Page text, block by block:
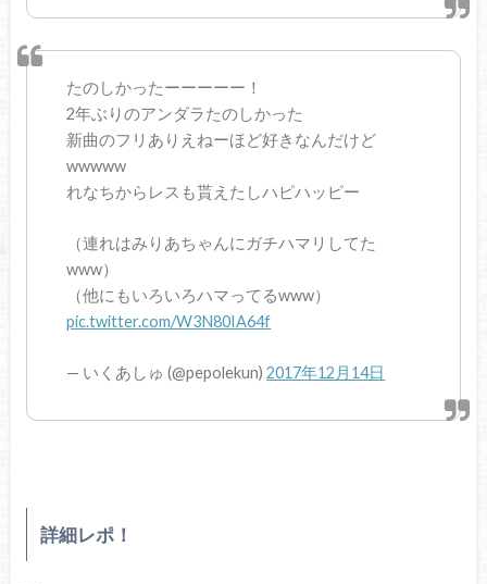
たのしかったーーーーー！
2年ぶりのアンダラたのしかった
新曲のフリありえねーほど好きなんだけど
wwwww
れなちからレスも貰えたしハピハッピー
（連れはみりあちゃんにガチハマリしてた
www）
（他にもいろいろハマってるwww）
pic.twitter.com/W3N80IA64f
— いくあしゅ (@pepolekun)2017年12月14日
詳細レポ！